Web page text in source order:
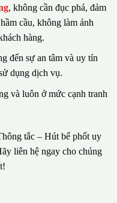
, không cần đục phá, đảm
cầu, không làm ảnh
hàng.
đến sự an tâm và uy tín
dụng dịch vụ.
và luôn ở mức cạnh tranh
tắc – Hút bể phốt uy
liên hệ ngay cho chúng